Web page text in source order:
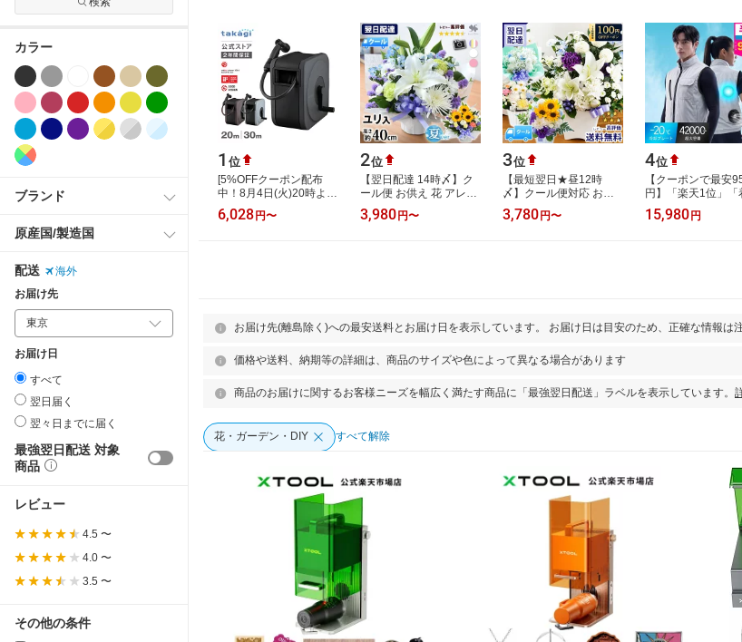
カラー
ブランド
原産国/製造国
配送
海外
お届け先
お届け日
すべて
翌日届く
翌々日までに届く
最強翌日配送 対象
商品
レビュー
4.5 〜
4.0 〜
3.5 〜
その他の条件
1 位
[5%OFFクーポン配布
中！8月4日(火)20時より
使用可能] タカギ ホース
ホースリール 20m 30m
6,028円〜
2位
【翌日配達 14時〆】ク
ール便 お供え 花 アレン
ジメント 仏花 命日 お悔
やみ フラワーアレンジ
3,980円〜
3位
【最短翌日★昼12時
〆】クール便対応 お供
え お悔やみ 花 お盆 洋花
を使った旬のおまかせ
3,780円〜
4位
【クーポンで最安
円】「楽天1位」「
だけで-20℃」空調
ア バッテリー ファ
15,980円
お届け先(離島除く)への最安送料とお届け日を表示しています。 お届け日は目安のため、正確な情報は
価格や送料、納期等の詳細は、商品のサイズや色によって異なる場合があります
商品のお届けに関するお客様ニーズを幅広く満たす商品に「最強翌日配送」ラベルを表示しています。
花・ガーデン・DIY すべて解除